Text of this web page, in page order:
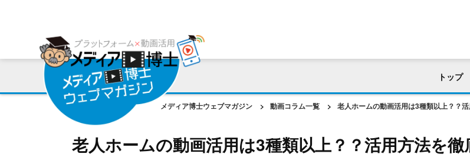
ットフォーム
編集ツール
用会社様の声
ラットフォーム事例
ンサルティング・サポート
役立ち資料
トップ
すべて
建築業界
メディア博士ウェブマガジン > 動画コラム一覧 > 老人ホームの動画活用は3種類以上？？
老人ホームの動画活用は3種類以上？？活用方法を徹